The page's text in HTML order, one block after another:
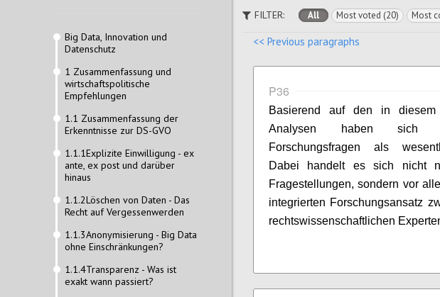
Big Data, Innovation und
Datenschutz
1 Zusammenfassung und
wirtschaftspolitische
Empfehlungen
1.1 Zusammenfassung der
Erkenntnisse zur DS-GVO
1.1.1Explizite Einwilligung - ex
ante, ex post und darüber
hinaus
1.1.2Löschen von Daten - Das
Recht auf Vergessenwerden
1.1.3Anonymisierung - Big Data
ohne Einschränkungen?
1.1.4Transparenz - Was ist
exakt wann passiert?
FILTER: All Most voted (20) Most
<< Previous paragraphs
P36
Basierend auf den in diesem
Analysen haben sich
Forschungsfragen als
Dabei handelt es sich nicht
Fragestellungen, sondern vor
integrierten Forschungsansatz
rechtswissenschaftlichen